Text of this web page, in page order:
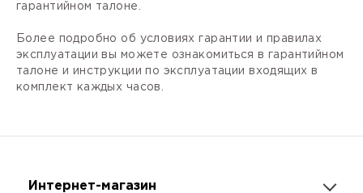
гарантийном талоне.
Более подробно об условиях гарантии и правилах
эксплуатации вы можете ознакомиться в гарантийном
талоне и инструкции по эксплуатации входящих в
комплект каждых часов.
Интернет-магазин